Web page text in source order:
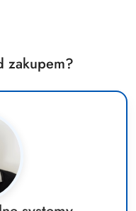
zakupem?